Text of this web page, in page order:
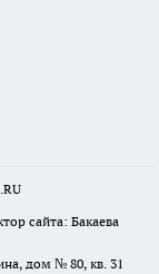
сайта: Бакаева
дом № 80, кв. 31